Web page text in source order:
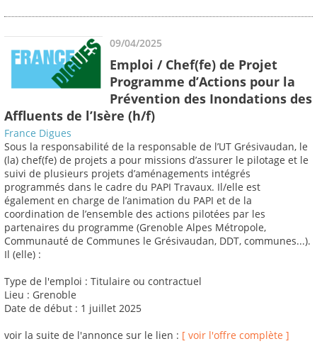
09/04/2025
Emploi / Chef(fe) de Projet
Programme d’Actions pour la
Prévention des Inondations des
Affluents de l’Isère (h/f)
France Digues
Sous la responsabilité de la responsable de l’UT Grésivaudan, le
(la) chef(fe) de projets a pour missions d’assurer le pilotage et le
suivi de plusieurs projets d’aménagements intégrés
programmés dans le cadre du PAPI Travaux. Il/elle est
également en charge de l’animation du PAPI et de la
coordination de l’ensemble des actions pilotées par les
partenaires du programme (Grenoble Alpes Métropole,
Communauté de Communes le Grésivaudan, DDT, communes...).
Il (elle) :
Type de l'emploi : Titulaire ou contractuel
Lieu : Grenoble
Date de début : 1 juillet 2025
voir la suite de l'annonce sur le lien : [ voir l'offre complète ]